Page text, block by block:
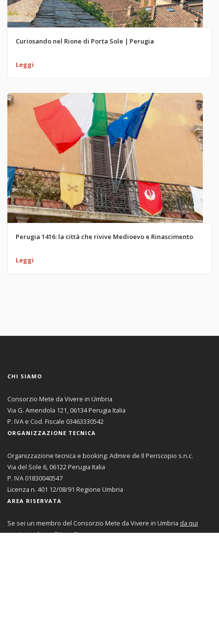
Curiosando nel Rione di Porta Sole | Perugia
Leggi
Perugia 1416: la città che rivive Medioevo e Rinascimento
Leggi
CHI SIAMO
Consorzio Mete da Vivere in Umbria
Via G. Amendola 121, 06134 Perugia Italia
P. IVA e Cod. Fiscale 03463330542
ORGANIZZAZIONE TECNICA
Organizzazione tecnica e booking: Admire de Il Periscopio s.n.c.
Via del Sole 6, 06122 Perugia Italia
P. IVA 01830040547
Licenza n. 401 12/08/91 Regione Umbria
AREA RISERVATA
Se sei un membro del Consorzio Mete da Vivere in Umbria da qui
puoi accedere all'Area Riservata